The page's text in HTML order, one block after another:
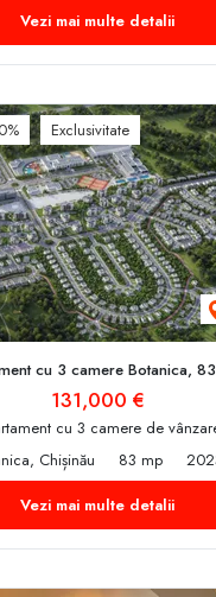
Vezi mai multe detalii
Exclusivitate
cu 3 camere Botanica,
131,000 €
cu 3 camere de
Chișinău
83 mp
Vezi mai multe detalii